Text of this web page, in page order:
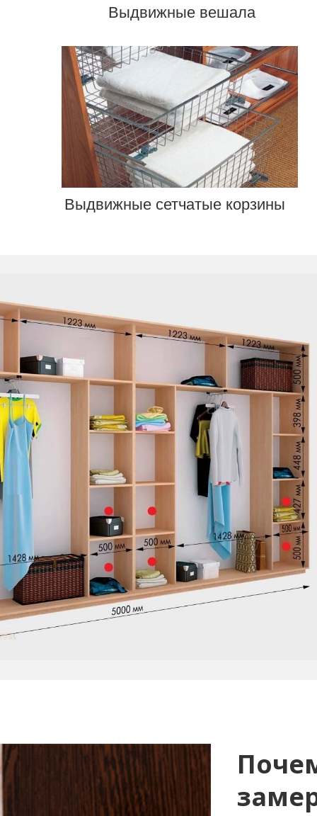
Выдвижные вешала
Выдвижные сетчатые корзины